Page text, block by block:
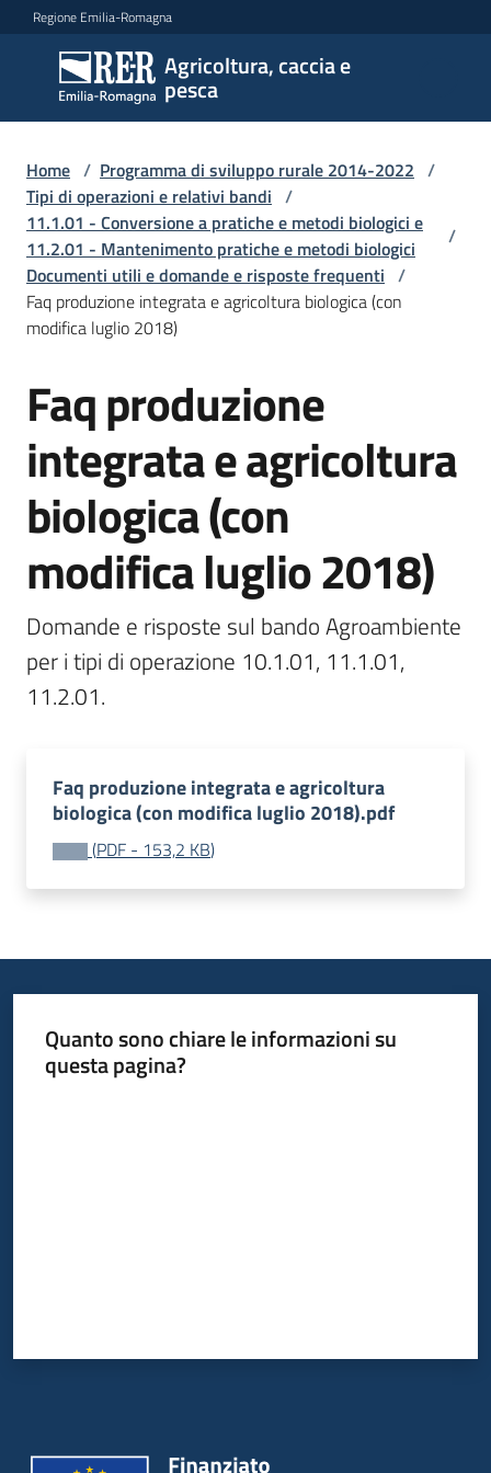
Vai al contenuto
Vai alla navigazione
Vai al footer
Regione Emilia-Romagna
Agricoltura, caccia e
pesca
Agricoltura,
caccia e
pesca
Argomenti
Novità
Servizi
Leggi
atti
bandi
Piani
programmi
progetti
cifre
Home / Programma di sviluppo rurale 2014-2022 /
Tipi di operazioni e relativi bandi /
11.1.01 - Conversione a pratiche e metodi biologici e
11.2.01 - Mantenimento pratiche e metodi biologici
/
Documenti utili e domande e risposte frequenti /
Faq produzione integrata e agricoltura biologica (con
modifica luglio 2018)
Faq produzione
integrata e agricoltura
biologica (con
modifica luglio 2018)
Domande e risposte sul bando Agroambiente
per i tipi di operazione 10.1.01, 11.1.01,
11.2.01.
Faq produzione integrata e agricoltura
biologica (con modifica luglio 2018).pdf
(PDF - 153,2 KB)
Quanto sono chiare le informazioni su
questa pagina?